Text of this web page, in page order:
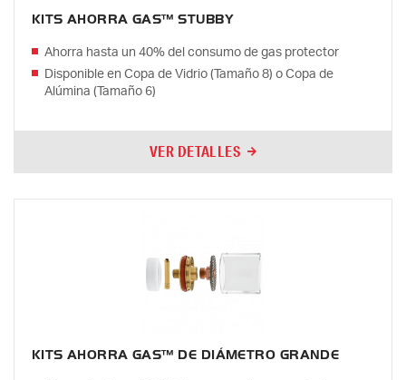
KITS AHORRA GAS™ STUBBY
Ahorra hasta un 40% del consumo de gas protector
Disponible en Copa de Vidrio (Tamaño 8) o Copa de
Alúmina (Tamaño 6)
VER DETALLES
KITS AHORRA GAS™ DE DIÁMETRO GRANDE